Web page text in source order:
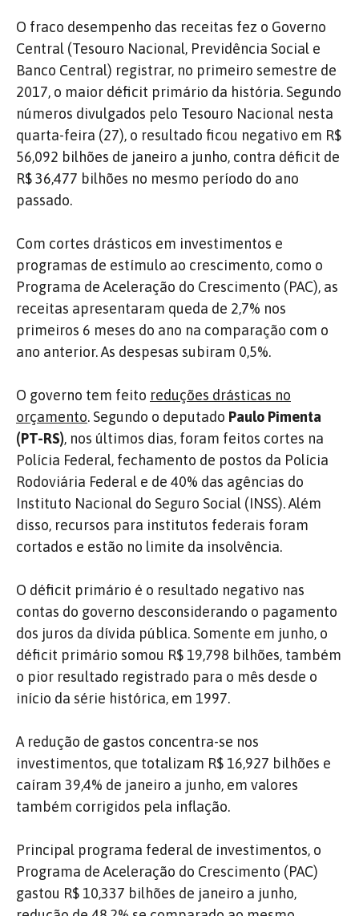
O fraco desempenho das receitas fez o Governo
Central (Tesouro Nacional, Previdência Social e
Banco Central) registrar, no primeiro semestre de
2017, o maior déficit primário da história. Segundo
números divulgados pelo Tesouro Nacional nesta
quarta-feira (27), o resultado ficou negativo em R$
56,092 bilhões de janeiro a junho, contra déficit de
R$ 36,477 bilhões no mesmo período do ano
passado.
Com cortes drásticos em investimentos e
programas de estímulo ao crescimento, como o
Programa de Aceleração do Crescimento (PAC), as
receitas apresentaram queda de 2,7% nos
primeiros 6 meses do ano na comparação com o
ano anterior. As despesas subiram 0,5%.
O governo tem feito reduções drásticas no
orçamento. Segundo o deputado Paulo Pimenta
(PT-RS), nos últimos dias, foram feitos cortes na
Polícia Federal, fechamento de postos da Polícia
Rodoviária Federal e de 40% das agências do
Instituto Nacional do Seguro Social (INSS). Além
disso, recursos para institutos federais foram
cortados e estão no limite da insolvência.
O déficit primário é o resultado negativo nas
contas do governo desconsiderando o pagamento
dos juros da dívida pública. Somente em junho, o
déficit primário somou R$ 19,798 bilhões, também
o pior resultado registrado para o mês desde o
início da série histórica, em 1997.
A redução de gastos concentra-se nos
investimentos, que totalizam R$ 16,927 bilhões e
caíram 39,4% de janeiro a junho, em valores
também corrigidos pela inflação.
Principal programa federal de investimentos, o
Programa de Aceleração do Crescimento (PAC)
gastou R$ 10,337 bilhões de janeiro a junho,